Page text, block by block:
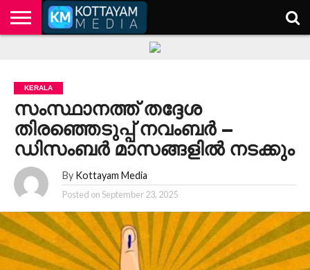
KERALA
സംസ്ഥാനത്ത് തദ്ദേശ
തിരഞ്ഞെടുപ്പ് നവംബര്‍ –
ഡിസംബര്‍ മാസങ്ങളില്‍ നടക്കും
By Kottayam Media
Posted onSeptember 23, 2025